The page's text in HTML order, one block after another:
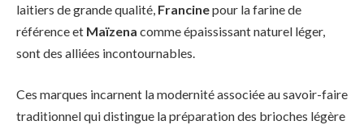
laitiers de grande qualité, Francinepour la farine de
référence et Maïzena comme épaississant naturel léger,
sont des alliées incontournables.
Ces marques incarnent la modernité associée au savoir-faire
traditionnel qui distingue la préparation des brioches légère